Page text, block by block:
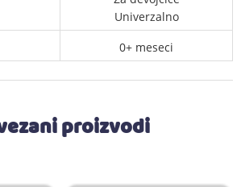
Univerzalno
0+ meseci
proizvodi